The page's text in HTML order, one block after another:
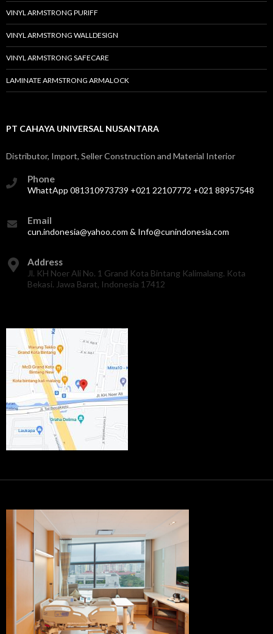
VINYL ARMSTRONG PURIFF
VINYL ARMSTRONG WALLDESIGN
VINYL ARMSTRONG SAFECARE
LAMINATE ARMSTRONG ARMALOCK
PT CAHAYA UNIVERSAL NUSANTARA
Distributor, Import, Seller Construction and Material Interior
Phone
WhattApp 081310973739 +021 22107772 +021 88957548
Email
cun.indonesia@yahoo.com & Info@cunindonesia.com
Address
Jl. KH Noer Ali No. 1 Grand Kota Bintang Kalimalang. Kota
Bekasi. Jawa Barat, Indonesia 17412